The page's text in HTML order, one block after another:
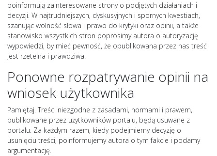
poinformują zainteresowane strony o podjętych działaniach i
decyzji. W najtrudniejszych, dyskusyjnych i spornych kwestiach,
szanując wolność słowa i prawo do krytyki oraz opinii, a także
stanowisko wszystkich stron poprosimy autora o autoryzację
wypowiedzi, by mieć pewność, że opublikowana przez nas treść
jest rzetelna i prawdziwa.
Ponowne rozpatrywanie opinii na
wniosek użytkownika
Pamiętaj. Treści niezgodne z zasadami, normami i prawem,
publikowane przez użytkowników portalu, będą usuwane z
portalu. Za każdym razem, kiedy podejmiemy decyzję o
usunięciu treści, poinformujemy autora o tym fakcie i podamy
argumentację.